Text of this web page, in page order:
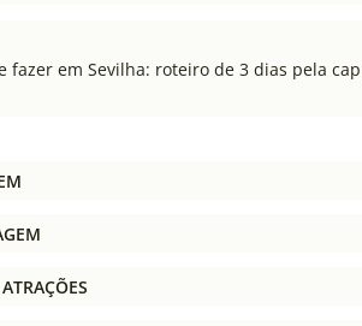
fazer em Sevilha: roteiro de 3 dias pela